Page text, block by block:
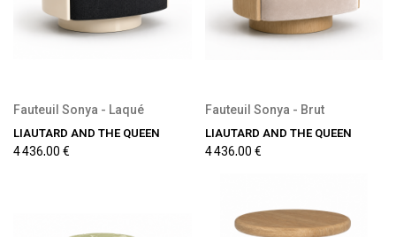
Fauteuil Sonya - Laqué
LIAUTARD AND THE QUEEN
4 436,00 €
Fauteuil Sonya - Brut
LIAUTARD AND THE QUEEN
4 436,00 €